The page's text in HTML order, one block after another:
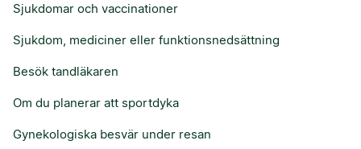
Sjukdomar och vaccinationer
Sjukdom, mediciner eller funktionsnedsättning
Besök tandläkaren
Om du planerar att sportdyka
Gynekologiska besvär under resan